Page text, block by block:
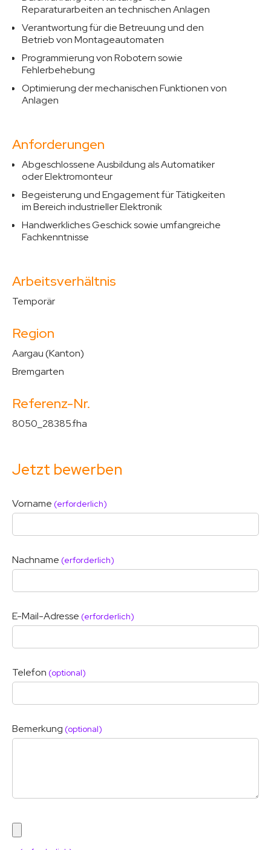
Reparaturarbeiten an technischen Anlagen
Verantwortung für die Betreuung und den
Betrieb von Montageautomaten
Programmierung von Robotern sowie
Fehlerbehebung
Optimierung der mechanischen Funktionen von
Anlagen
Anforderungen
Abgeschlossene Ausbildung als Automatiker
oder Elektromonteur
Begeisterung und Engagement für Tätigkeiten
im Bereich industrieller Elektronik
Handwerkliches Geschick sowie umfangreiche
Fachkenntnisse
Arbeitsverhältnis
Temporär
Region
Aargau (Kanton)
Bremgarten
Referenz-Nr.
8050_28385.fha
Jetzt bewerben
Vorname (erforderlich)
Nachname (erforderlich)
E-Mail-Adresse (erforderlich)
Telefon (optional)
Bemerkung (optional)